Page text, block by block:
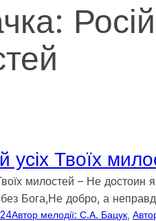
усіх Твоїх
милостей – Не
Бога,Не добро, а
Автор мелодії: С.А. Бацук